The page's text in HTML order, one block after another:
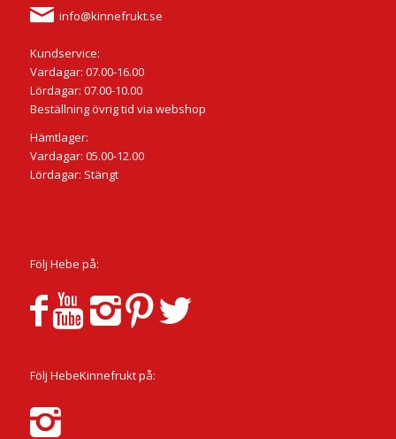
info@kinnefrukt.se
Kundservice:
Vardagar: 07.00-16.00
Lördagar: 07.00-10.00
Beställning övrig tid via webshop
Hämtlager:
Vardagar: 05.00-12.00
Lördagar: Stängt
Följ Hebe på:
Följ HebeKinnefrukt på: